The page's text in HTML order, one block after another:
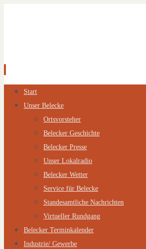
Zum
Inhalt
springen
Start
Unser Belecke
Ortsvorsteher
Belecker Geschichte
Belecker Presse
Unser Lokalradio
Belecker Wetter
Service für Belecke
Standesamtliche Nachrichten
Virtueller Rundgang
Belecker Terminkalender
Industrie/ Gewerbe